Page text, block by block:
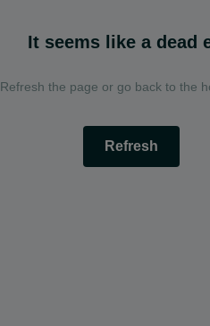
It seems like a dead
Refresh the page or go back to the
Refresh